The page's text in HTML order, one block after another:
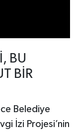
BU
BİR
Belediye
İzi Projesi’nin